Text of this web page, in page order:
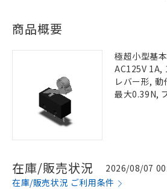
商品概要
極超小型基
AC125V 1A,
レバー形, 動
最大0.39N,
在庫/販売状況
2026/08/07
在庫/販売状況 ご利用条件